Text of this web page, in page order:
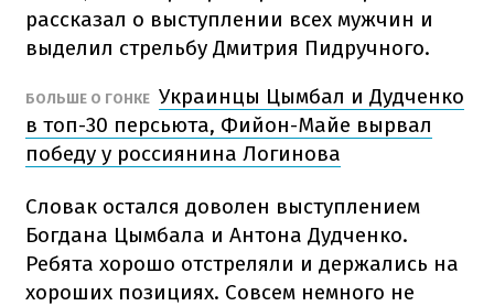
рассказал о выступлении всех мужчин и
выделил стрельбу Дмитрия Пидручного.
БОЛЬШЕ О ГОНКЕ Украинцы Цымбал и Дудченко
в топ-30 персьюта, Фийон-Майе вырвал
победу у россиянина Логинова
Словак остался доволен выступлением
Богдана Цымбала и Антона Дудченко.
Ребята хорошо отстреляли и держались на
хороших позициях. Совсем немного не